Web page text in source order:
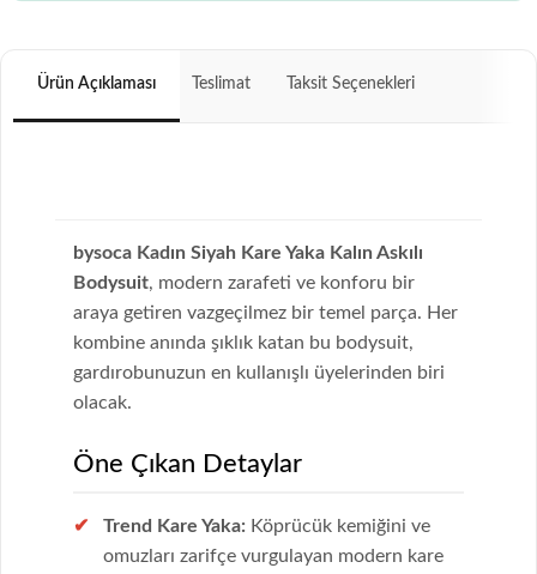
Ürün Açıklaması Teslimat Taksit Seçenekleri
bysoca Kadın Siyah Kare Yaka Kalın Askılı
Bodysuit, modern zarafeti ve konforu bir
araya getiren vazgeçilmez bir temel parça. Her
kombine anında şıklık katan bu bodysuit,
gardırobunuzun en kullanışlı üyelerinden biri
olacak.
Öne Çıkan Detaylar
Trend Kare Yaka: Köprücük kemiğini ve
omuzları zarifçe vurgulayan modern kare